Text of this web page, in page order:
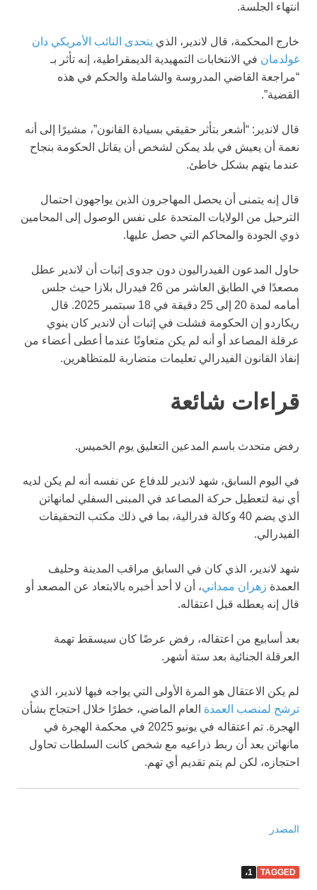
انتهاء الجلسة.
خارج المحكمة، قال لاندير، الذي يتحدى النائب الأمريكي دان
غولدمان في الانتخابات التمهيدية الديمقراطية، إنه تأثر بـ
“مراجعة القاضي المدروسة والشاملة والحكم في هذه
القضية”.
قال لاندير: “أشعر بتأثر حقيقي بسيادة القانون”، مشيرًا إلى أنه
نعمة أن يعيش في بلد يمكن لشخص أن يقاتل الحكومة بنجاح
عندما يتهم بشكل خاطئ.
قال إنه يتمنى أن يحصل المهاجرون الذين يواجهون احتمال
الترحيل من الولايات المتحدة على نفس الوصول إلى المحامين
ذوي الجودة والمحاكم التي حصل عليها.
حاول المدعون الفيدراليون دون جدوى إثبات أن لاندير عطل
مصعدًا في الطابق العاشر من 26 فيدرال بلازا حيث جلس
أمامه لمدة 20 إلى 25 دقيقة في 18 سبتمبر 2025. قال
ريكاردو إن الحكومة فشلت في إثبات أن لاندير كان ينوي
عرقلة المصاعد أو أنه لم يكن متعاونًا عندما أعطى أعضاء من
إنفاذ القانون الفيدرالي تعليمات متضاربة للمتظاهرين.
قراءات شائعة
رفض متحدث باسم المدعين التعليق يوم الخميس.
في اليوم السابق، شهد لاندير للدفاع عن نفسه أنه لم يكن لديه
أي نية لتعطيل حركة المصاعد في المبنى السفلي لمانهاتن
الذي يضم 40 وكالة فدرالية، بما في ذلك مكتب التحقيقات
الفيدرالي.
شهد لاندير، الذي كان في السابق مراقب المدينة وحليف
العمدة زهران ممداني، أن لا أحد أخبره بالابتعاد عن المصعد أو
قال إنه يعطله قبل اعتقاله.
بعد أسابيع من اعتقاله، رفض عرضًا كان سيسقط تهمة
العرقلة الجنائية بعد ستة أشهر.
لم يكن الاعتقال هو المرة الأولى التي يواجه فيها لاندير، الذي
ترشح لمنصب العمدة العام الماضي، خطرًا خلال احتجاج بشأن
الهجرة. تم اعتقاله في يونيو 2025 في محكمة الهجرة في
مانهاتن بعد أن ربط ذراعيه مع شخص كانت السلطات تحاول
احتجازه، لكن لم يتم تقديم أي تهم.
المصدر
TAGGED 1،